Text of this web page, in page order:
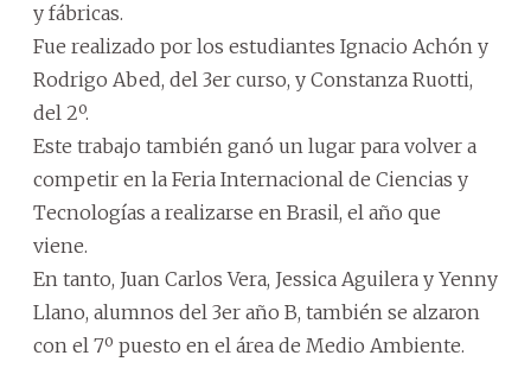
y fábricas.
Fue realizado por los estudiantes Ignacio Achón y
Rodrigo Abed, del 3er curso, y Constanza Ruotti,
del 2º.
Este trabajo también ganó un lugar para volver a
competir en la Feria Internacional de Ciencias y
Tecnologías a realizarse en Brasil, el año que
viene.
En tanto, Juan Carlos Vera, Jessica Aguilera y Yenny
Llano, alumnos del 3er año B, también se alzaron
con el 7º puesto en el área de Medio Ambiente.